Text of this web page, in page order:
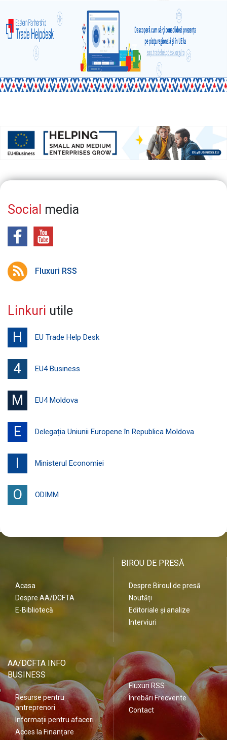
Social media
Fluxuri RSS
Linkuri utile
H EU Trade Help Desk
4 EU4 Business
M EU4 Moldova
E Delegația Uniunii Europene în Republica Moldova
I Ministerul Economiei
O ODIMM
Acasa
Despre AA/DCFTA
E-Bibliotecă
BIROU DE PRESĂ
Despre Biroul de presă
Noutăți
Editoriale și analize
Interviuri
AA/DCFTA INFO
BUSINESS
Resurse pentru
antreprenori
Informații pentru afaceri
Acces la Finanțare
Fluxuri RSS
Înrebări Frecvente
Contact